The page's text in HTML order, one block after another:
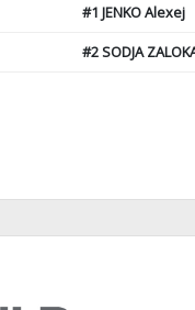
#1 JENKO Alexej
#2SODJA